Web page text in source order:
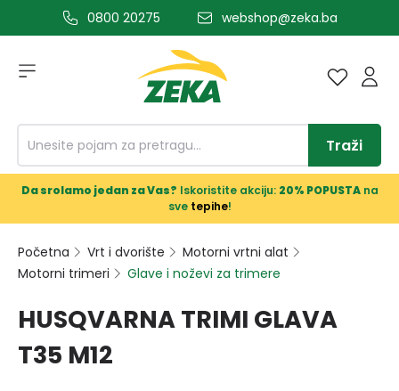
glavni sadržaj0800 20275 webshop@zeka.ba
Traži
Da srolamo jedan za Vas? Iskoristite akciju: 20% POPUSTAna
sve tepihe!
Početna Vrt i dvorište
Motorni vrtni alat
Motorni trimeri
Glave i noževi za trimere
HUSQVARNA TRIMI GLAVA
T35 M12